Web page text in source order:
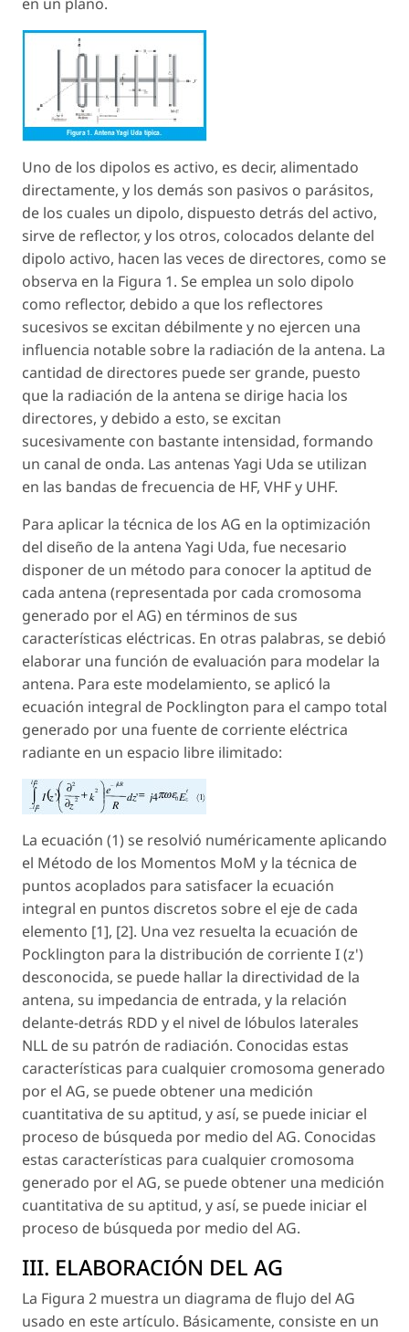
Uno de los dipolos es activo, es decir, alimentado
directamente, y los demás son pasivos o parásitos,
de los cuales un dipolo, dispuesto detrás del activo,
sirve de reflector, y los otros, colocados delante del
dipolo activo, hacen las veces de directores, como se
observa en la Figura 1. Se emplea un solo dipolo
como reflector, debido a que los reflectores
sucesivos se excitan débilmente y no ejercen una
influencia notable sobre la radiación de la antena. La
cantidad de directores puede ser grande, puesto
que la radiación de la antena se dirige hacia los
directores, y debido a esto, se excitan
sucesivamente con bastante intensidad, formando
un canal de onda. Las antenas Yagi Uda se utilizan
en las bandas de frecuencia de HF, VHF y UHF.
Para aplicar la técnica de los AG en la optimización
del diseño de la antena Yagi Uda, fue necesario
disponer de un método para conocer la aptitud de
cada antena (representada por cada cromosoma
generado por el AG) en términos de sus
características eléctricas. En otras palabras, se debió
elaborar una función de evaluación para modelar la
antena. Para este modelamiento, se aplicó la
ecuación integral de Pocklington para el campo total
generado por una fuente de corriente eléctrica
radiante en un espacio libre ilimitado:
La ecuación (1) se resolvió numéricamente aplicando
el Método de los Momentos MoM y la técnica de
puntos acoplados para satisfacer la ecuación
integral en puntos discretos sobre el eje de cada
elemento [1], [2]. Una vez resuelta la ecuación de
Pocklington para la distribución de corriente I (z')
desconocida, se puede hallar la directividad de la
antena, su impedancia de entrada, y la relación
delante-detrás RDD y el nivel de lóbulos laterales
NLL de su patrón de radiación. Conocidas estas
características para cualquier cromosoma generado
por el AG, se puede obtener una medición
cuantitativa de su aptitud, y así, se puede iniciar el
proceso de búsqueda por medio del AG. Conocidas
estas características para cualquier cromosoma
generado por el AG, se puede obtener una medición
cuantitativa de su aptitud, y así, se puede iniciar el
proceso de búsqueda por medio del AG.
III. ELABORACIÓN DEL AG
La Figura 2 muestra un diagrama de flujo del AG
usado en este artículo. Básicamente, consiste en un